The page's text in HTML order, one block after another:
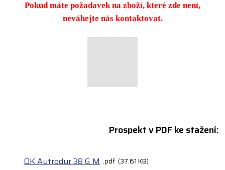
Pokud máte požadavek na zboží, které zde není,
neváhejte nás kontaktovat.
Prospekt v PDF ke stažení:
OK Autrodur 38 G M pdf 37.61 KB